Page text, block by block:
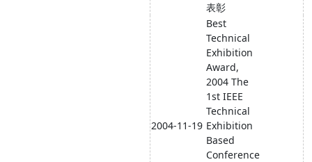
表彰
2004-11-19
Best
Technical
Exhibition
Award,
2004 The
1st IEEE
Technical
Exhibition
Based
Conference